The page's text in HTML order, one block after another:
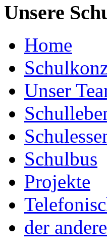
Unsere
Home
Unser
Schulbus
Projekte
der